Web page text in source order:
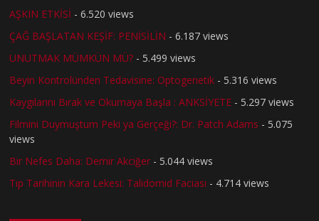
AŞKIN ETKİSİ - 6.520 views
ÇAĞ BAŞLATAN KEŞİF: PENİSİLİN - 6.187 views
UNUTMAK MÜMKÜN MÜ? - 5.499 views
Beyin Kontrolünden Tedavisine: Optogenetik - 5.316 views
Kaygılarını Bırak ve Okumaya Başla : ANKSİYETE - 5.297 views
Filmini Duymuştum Peki ya Gerçeği?: Dr. Patch Adams - 5.075
views
Bir Nefes Daha: Demir Akciğer - 5.044 views
Tıp Tarihinin Kara Lekesi: Talidomid Faciası - 4.714 views